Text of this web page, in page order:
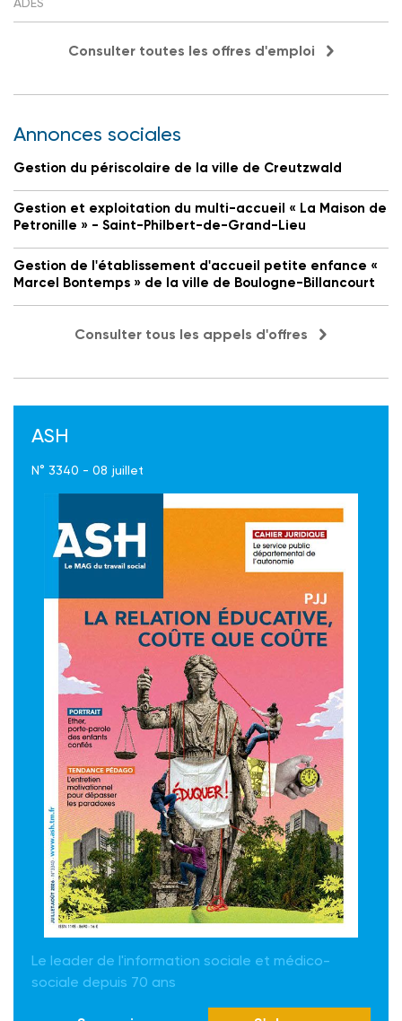
Consulter toutes les offres d'emploi
Annonces sociales
Gestion du périscolaire de la ville de Creutzwald
Gestion et exploitation du multi-accueil « La Maison de
Petronille » - Saint-Philbert-de-Grand-Lieu
Gestion de l'établissement d'accueil petite enfance «
Marcel Bontemps » de la ville de Boulogne-Billancourt
Consulter tous les appels d'offres
ASH
N° 3340 - 08 juillet
Le leader de l'information sociale et médico-
sociale depuis 70 ans